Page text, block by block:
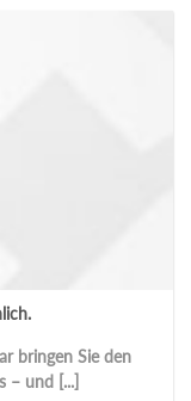
bringen Sie den
– und [...]